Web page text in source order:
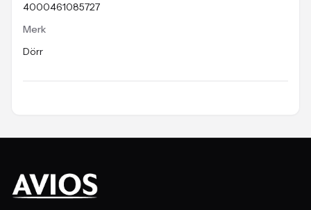
4000461085727
Merk
Dörr